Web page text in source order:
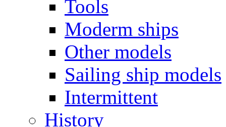
Tools
Moderm ships
Other models
Sailing ship models
Intermittent
History